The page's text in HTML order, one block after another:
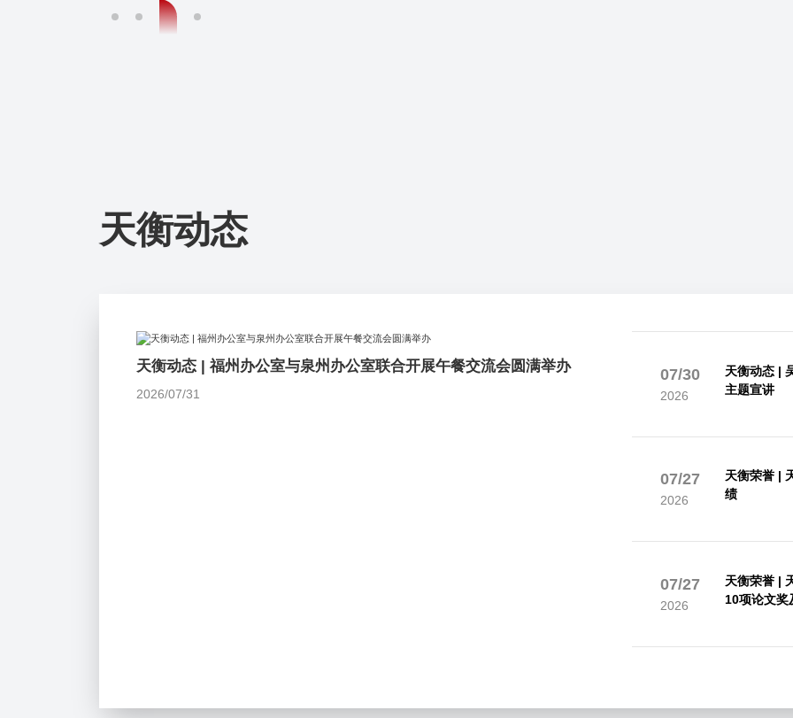
天衡动态
天衡动态 | 福州办公室与泉州办公室联合开展午餐交流会圆满举办
2026/07/31
07/30
2026
天衡动态 |
主题宣讲
07/27
2026
天衡荣誉 |
绩
07/27
2026
天衡荣誉 |
10项论文奖